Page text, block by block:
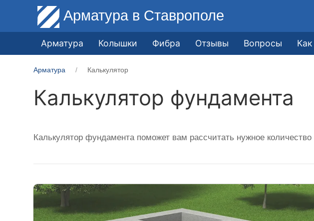
Арматура в Ставрополе
Арматура Колышки Фибра Отзывы Вопросы Как
Арматура Калькулятор
Калькулятор фундамента
Калькулятор фундамента поможет вам рассчитать нужное